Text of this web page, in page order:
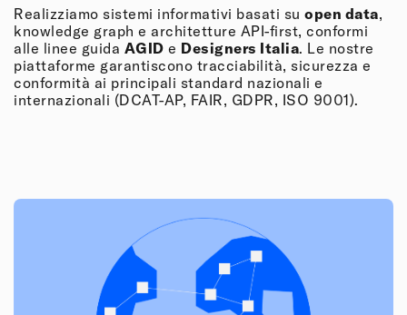
Realizziamo sistemi informativi basati su open data,
knowledge graph e architetture API-first, conformi
alle linee guida AGID e Designers Italia. Le nostre
piattaforme garantiscono tracciabilità, sicurezza e
conformità ai principali standard nazionali e
internazionali (DCAT-AP, FAIR, GDPR, ISO 9001).